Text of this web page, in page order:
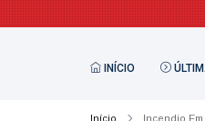
INÍCIO
Início Incendio